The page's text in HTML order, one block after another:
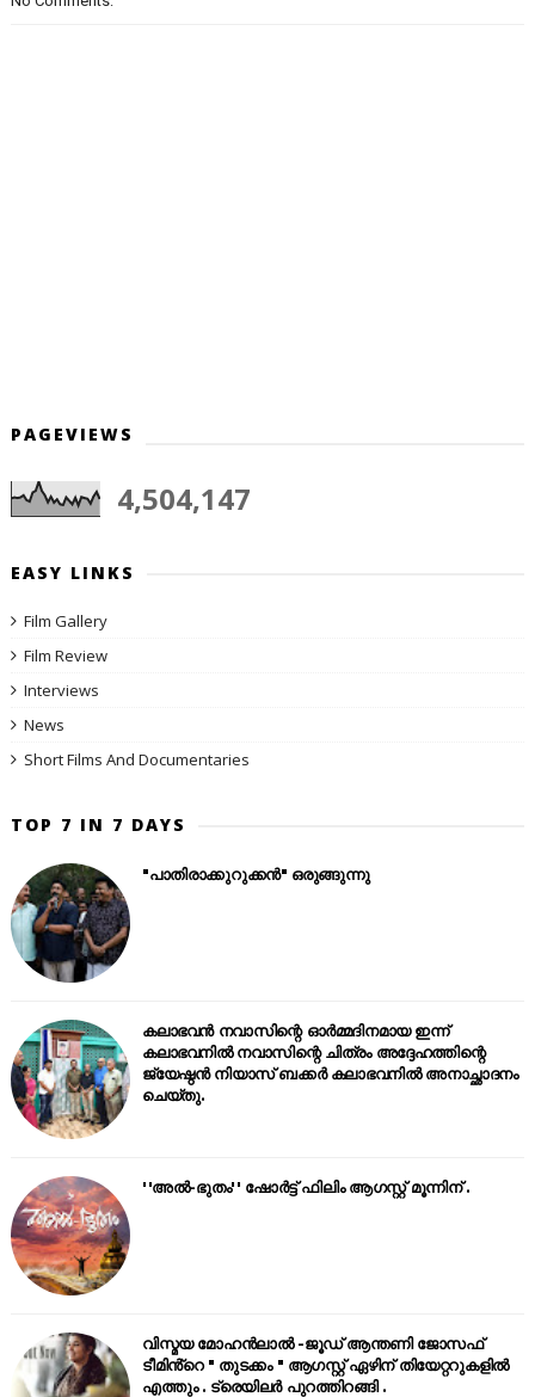
PAGEVIEWS
4,504,147
EASY LINKS
Film Gallery
Film Review
Interviews
News
Short Films And Documentaries
TOP 7 IN 7 DAYS
"പാതിരാക്കുറുക്കൻ" ഒരുങ്ങുന്നു
കലാഭവൻ നവാസിന്റെ ഓർമ്മദിനമായ ഇന്ന്
കലാഭവനിൽ നവാസിന്റെ ചിത്രം അദ്ദേഹത്തിന്റെ
ജ്യേഷ്ഠൻ നിയാസ് ബക്കർ കലാഭവനിൽ അനാച്ഛാദനം
ചെയ്തു.
''അൽ-ഭുതം'' ഷോർട്ട് ഫിലിം ആഗസ്റ്റ് മൂന്നിന് .
വിസ്മയ മോഹൻലാൽ -ജൂഡ് ആന്തണി ജോസഫ്
ടീമിൻ്റെ " തുടക്കം " ആഗസ്റ്റ് ഏഴിന് തിയേറ്ററുകളിൽ
എത്തും . ട്രെയിലർ പുറത്തിറങ്ങി .